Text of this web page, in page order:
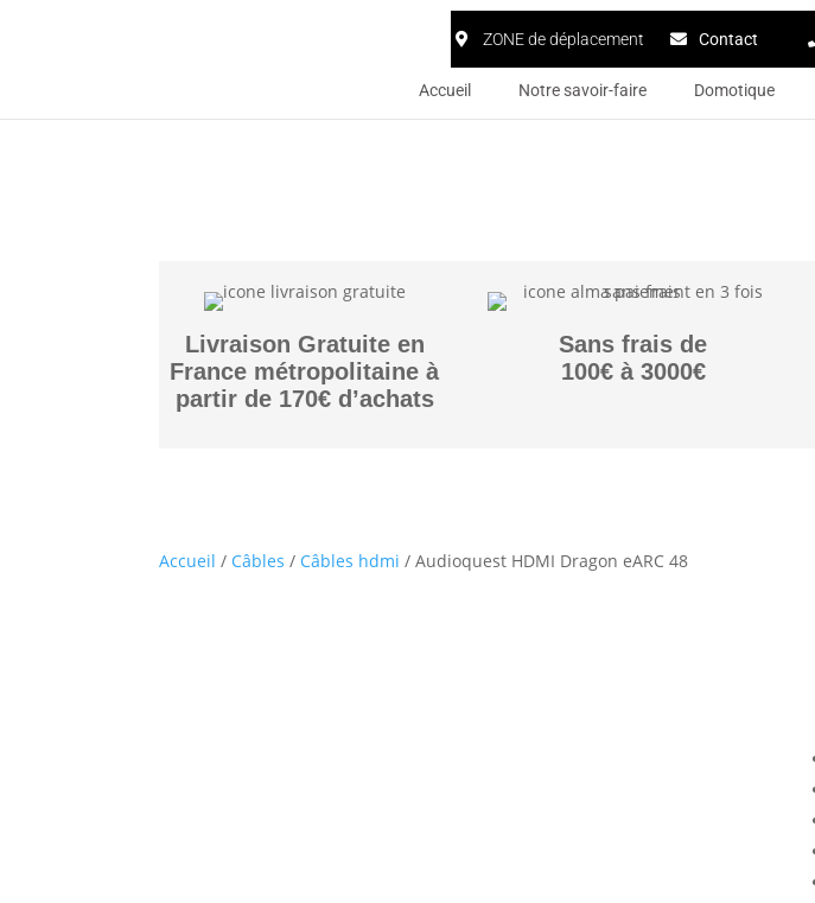
ZONE de déplacement Contact
Accueil Notre savoir-faire Domotique
Livraison Gratuite en
France métropolitaine à
partir de 170€ d’achats
Sans frais de
100€ à 3000€
Accueil / Câbles / Câbles hdmi / Audioquest HDMI Dragon eARC 48